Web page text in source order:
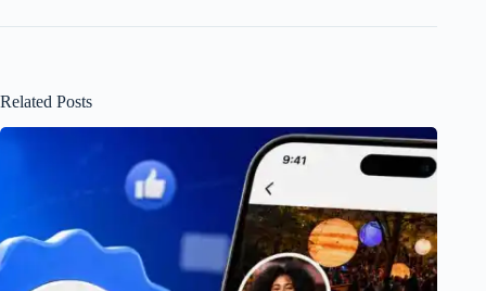
Related Posts